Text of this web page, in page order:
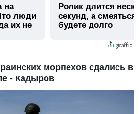
на
люди
их не
Ролик длится
секунд, а
будете долго
морпехов сдались в
- Кадыров